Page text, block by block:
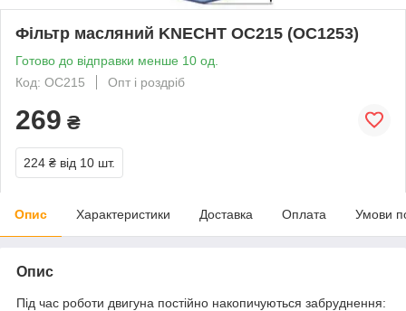
Фільтр масляний KNECHT OC215 (OC1253)
Готово до відправки менше 10 од.
Код: OC215
Опт і роздріб
269 ₴
224 ₴ від 10 шт.
Опис Характеристики Доставка Оплата Умови
Опис
Під час роботи двигуна постійно накопичуються забруднення: